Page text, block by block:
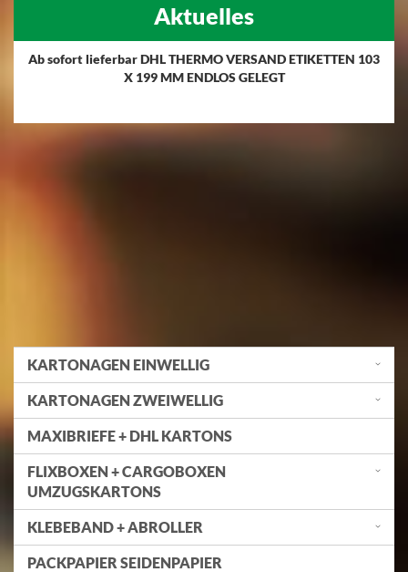
Aktuelles
Ab sofort lieferbar DHL THERMO VERSAND ETIKETTEN 103
X 199 MM ENDLOS GELEGT
KARTONAGEN EINWELLIG
KARTONAGEN ZWEIWELLIG
MAXIBRIEFE + DHL KARTONS
FLIXBOXEN + CARGOBOXEN
UMZUGSKARTONS
KLEBEBAND + ABROLLER
PACKPAPIER SEIDENPAPIER